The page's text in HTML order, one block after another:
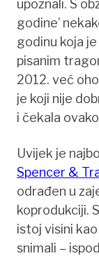
upoznali. S
godine’
godinu koja
pisanim
2012. već
je koji nije
i čekala
Uvijek je
Spencer &
odrađen u
koprodukciji.
istoj visini
snimali –